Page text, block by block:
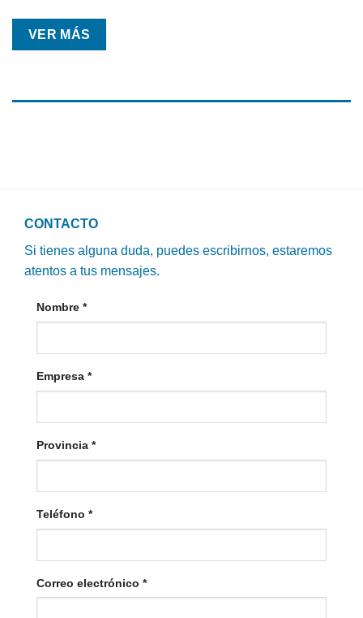
VER MÁS
CONTACTO
Si tienes alguna duda, puedes escribirnos, estaremos
atentos a tus mensajes.
Nombre *
Empresa *
Provincia *
Teléfono *
Correo electrónico *